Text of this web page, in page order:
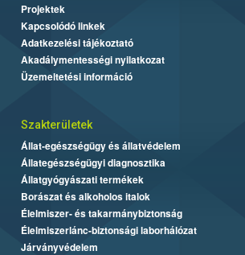
Projektek
Kapcsolódó linkek
Adatkezelési tájékoztató
Akadálymentességi nyilatkozat
Üzemeltetési információ
Szakterületek
Állat-egészségügy és állatvédelem
Állategészségügyi diagnosztika
Állatgyógyászati termékek
Borászat és alkoholos italok
Élelmiszer- és takarmánybiztonság
Élelmiszerlánc-biztonsági laborhálózat
Járványvédelem